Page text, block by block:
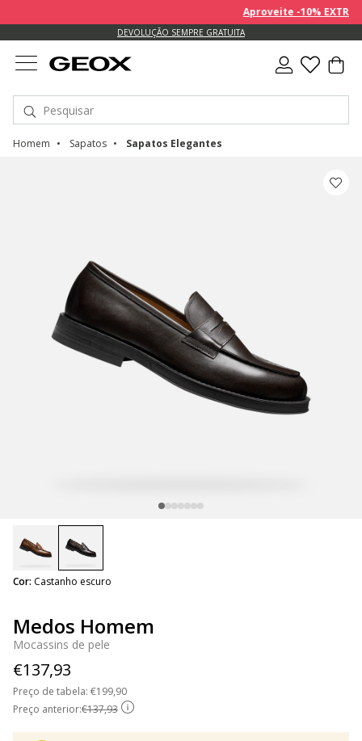
Aproveite -10% EXTRA
DEVOLUÇÃO SEMPRE GRATUITA
Homem Sapatos Sapatos Elegantes
Medos Homem
Mocassins de pele
Preço anterior:€137,93
Preço de tabela: Price reduced from
€199,90
€137,93
Cor: Castanho escuro
selected